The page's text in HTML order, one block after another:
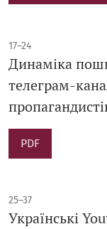
17–24
Динаміка
телеграм-
PDF
25–37
Українські